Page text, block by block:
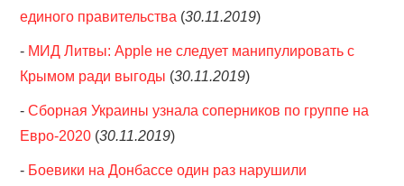
единого правительства (30.11.2019)
- МИД Литвы: Apple не следует манипулировать с
Крымом ради выгоды (30.11.2019)
-Сборная Украины узнала соперников по группе на
Евро-2020 (30.11.2019)
- Боевики на Донбассе один раз нарушили